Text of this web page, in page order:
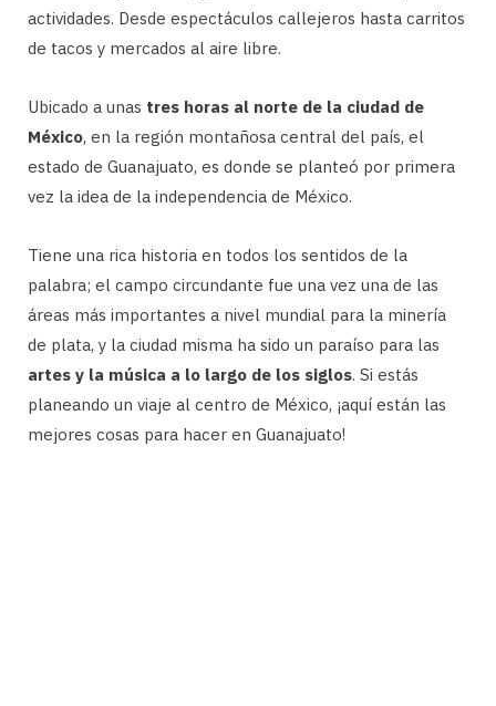
actividades. Desde espectáculos callejeros hasta carritos
de tacos y mercados al aire libre.
Ubicado a unas tres horas al norte de la ciudad de
México, en la región montañosa central del país, el
estado de Guanajuato, es donde se planteó por primera
vez la idea de la independencia de México.
Tiene una rica historia en todos los sentidos de la
palabra; el campo circundante fue una vez una de las
áreas más importantes a nivel mundial para la minería
de plata, y la ciudad misma ha sido un paraíso para las
artes y la música a lo largo de los siglos. Si estás
planeando un viaje al centro de México, ¡aquí están las
mejores cosas para hacer en Guanajuato!